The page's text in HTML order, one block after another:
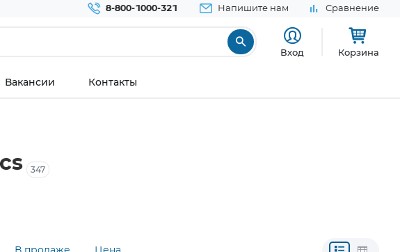
8-800-1000-321 Напишите нам Сравнение
Вход Корзина
Вакансии Контакты
347